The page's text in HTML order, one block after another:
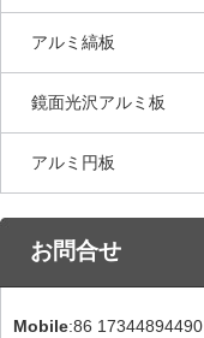
アルミ縞板
鏡面光沢アルミ板
アルミ円板
お問合せ
Mobile:86 17344894490